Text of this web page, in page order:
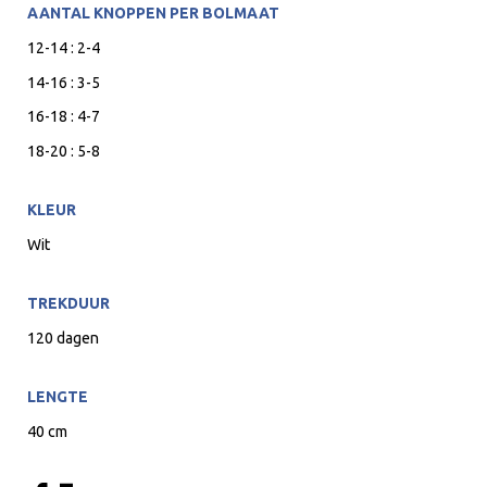
AANTAL KNOPPEN PER BOLMAAT
12-14 : 2-4
14-16 : 3-5
16-18 : 4-7
18-20 : 5-8
KLEUR
Wit
TREKDUUR
120 dagen
LENGTE
40 cm